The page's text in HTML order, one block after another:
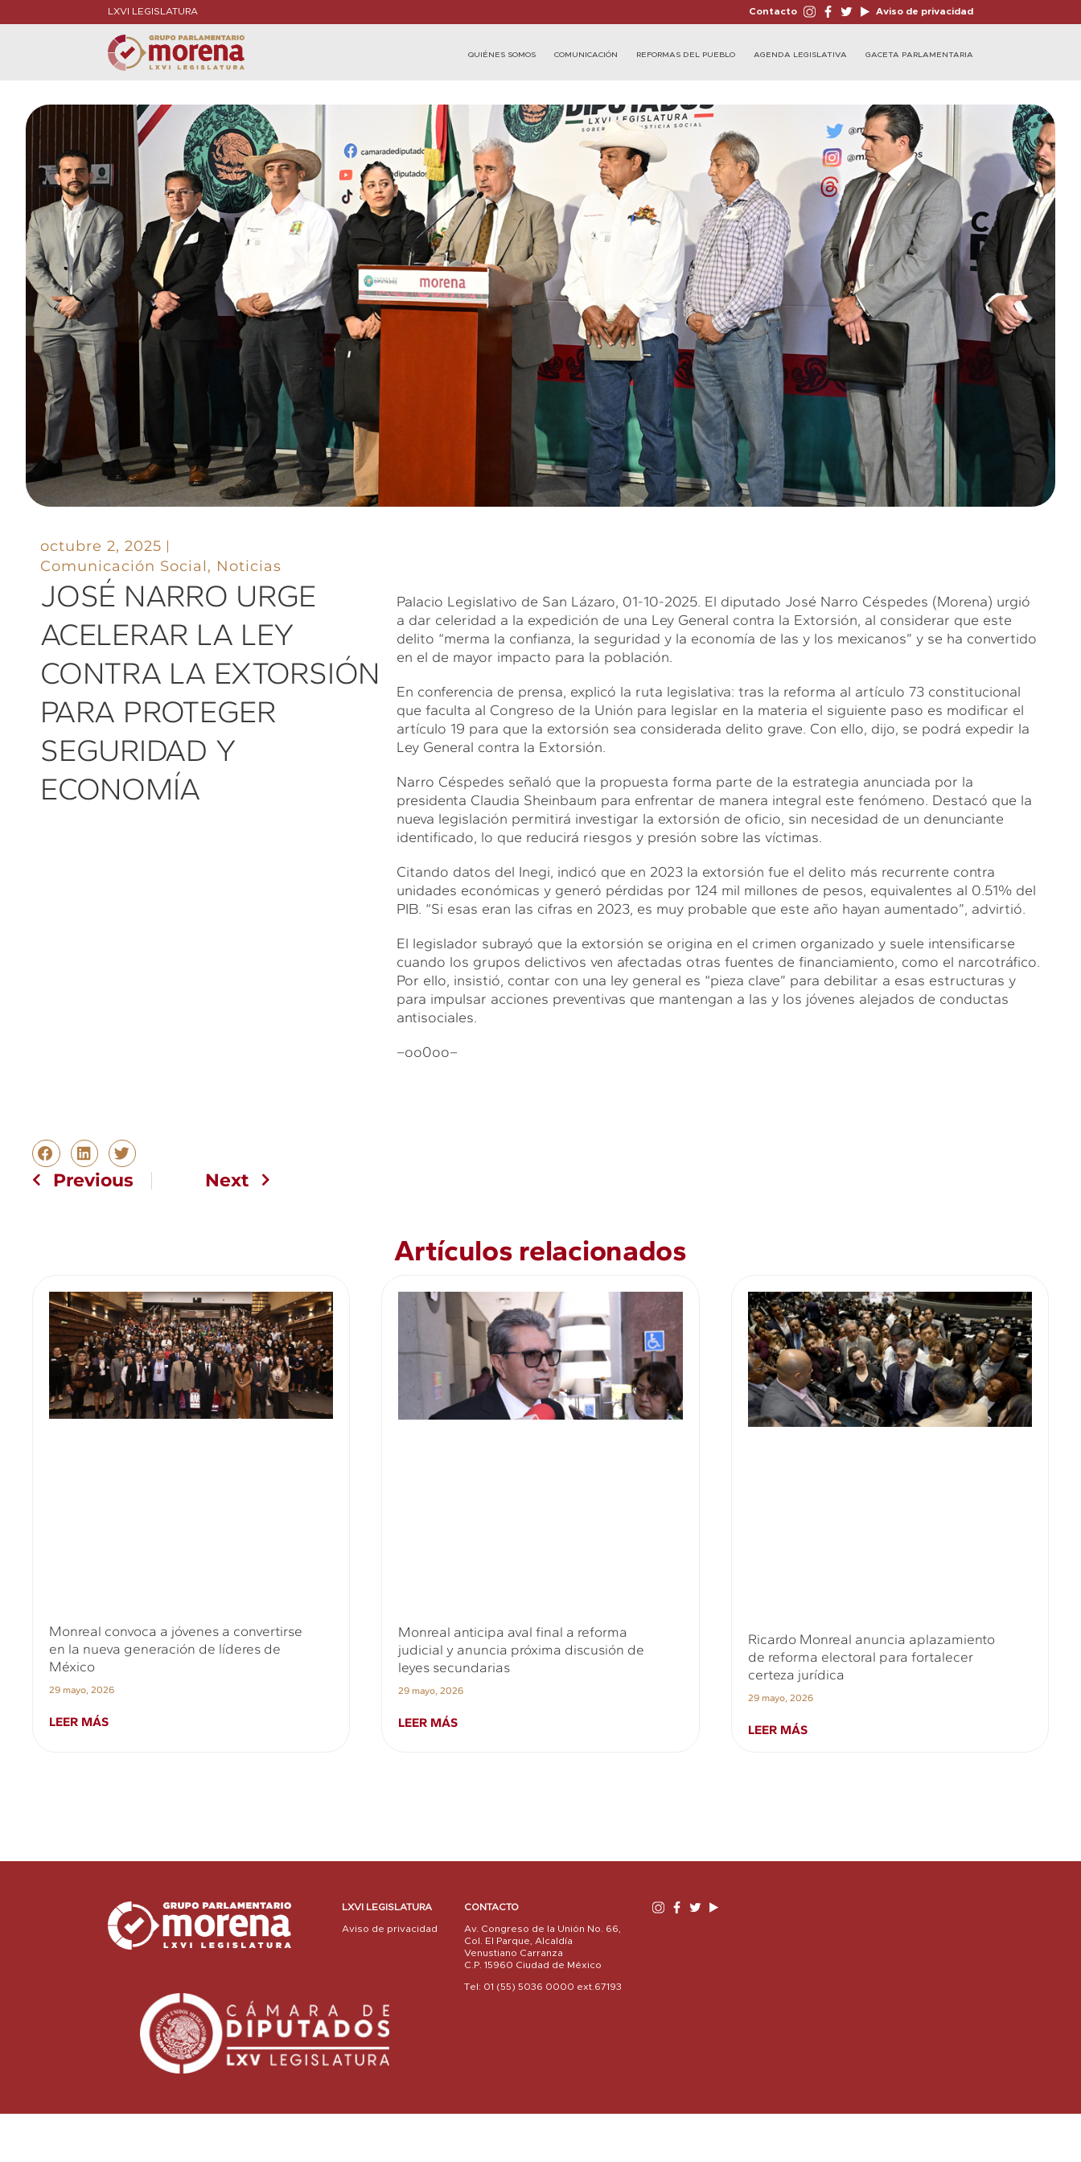
LXVI LEGISLATURA Contacto Aviso de privacidad
QUIÉNES SOMOS COMUNICACIÓN REFORMAS DEL PUEBLO AGENDA LEGISLATIVA GACETA PARLAMENTARIA
octubre 2, 2025
Comunicación Social, Noticias
JOSÉ NARRO URGE
ACELERAR LA LEY
CONTRA LA EXTORSIÓN
PARA PROTEGER
SEGURIDAD Y
ECONOMÍA
Palacio Legislativo de San Lázaro, 01-10-2025. El diputado José Narro Céspedes (Morena) urgió
a dar celeridad a la expedición de una Ley General contra la Extorsión, al considerar que este
delito “merma la confianza, la seguridad y la economía de las y los mexicanos” y se ha convertido
en el de mayor impacto para la población.
En conferencia de prensa, explicó la ruta legislativa: tras la reforma al artículo 73 constitucional
que faculta al Congreso de la Unión para legislar en la materia el siguiente paso es modificar el
artículo 19 para que la extorsión sea considerada delito grave. Con ello, dijo, se podrá expedir la
Ley General contra la Extorsión.
Narro Céspedes señaló que la propuesta forma parte de la estrategia anunciada por la
presidenta Claudia Sheinbaum para enfrentar de manera integral este fenómeno. Destacó que la
nueva legislación permitirá investigar la extorsión de oficio, sin necesidad de un denunciante
identificado, lo que reducirá riesgos y presión sobre las víctimas.
Citando datos del Inegi, indicó que en 2023 la extorsión fue el delito más recurrente contra
unidades económicas y generó pérdidas por 124 mil millones de pesos, equivalentes al 0.51% del
PIB. “Si esas eran las cifras en 2023, es muy probable que este año hayan aumentado”, advirtió.
El legislador subrayó que la extorsión se origina en el crimen organizado y suele intensificarse
cuando los grupos delictivos ven afectadas otras fuentes de financiamiento, como el narcotráfico.
Por ello, insistió, contar con una ley general es “pieza clave” para debilitar a esas estructuras y
para impulsar acciones preventivas que mantengan a las y los jóvenes alejados de conductas
antisociales.
–oo0oo–
Previous Next
Artículos relacionados
Monreal convoca a jóvenes a convertirse
en la nueva generación de líderes de
México
29 mayo, 2026
LEER MÁS
Monreal anticipa aval final a reforma
judicial y anuncia próxima discusión de
leyes secundarias
29 mayo, 2026
LEER MÁS
Ricardo Monreal anuncia aplazamiento
de reforma electoral para fortalecer
certeza jurídica
29 mayo, 2026
LEER MÁS
LXVI LEGISLATURA
Aviso de privacidad
CONTACTO
Av. Congreso de la Unión No. 66,
Col. El Parque, Alcaldía
Venustiano Carranza
C.P. 15960 Ciudad de México
Tel: 01 (55) 5036 0000 ext.67193